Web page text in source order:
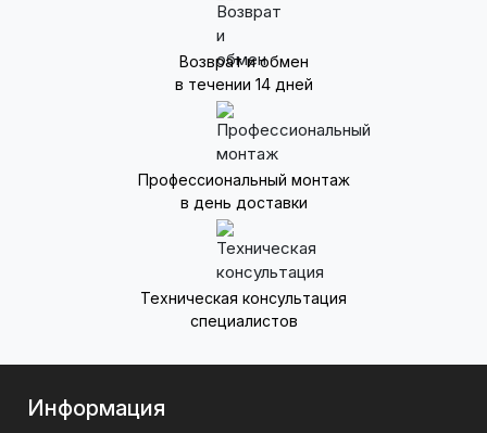
категории устройств. Данная линейка сочетает все
требования, которые выдвигаются к современным
системам кондиционирования - функциональность,
надежность, сочетание с интерьером.
Возврат и обмен
в течении 14 дней
Профессиональный монтаж
в день доставки
Техническая консультация
специалистов
Информация